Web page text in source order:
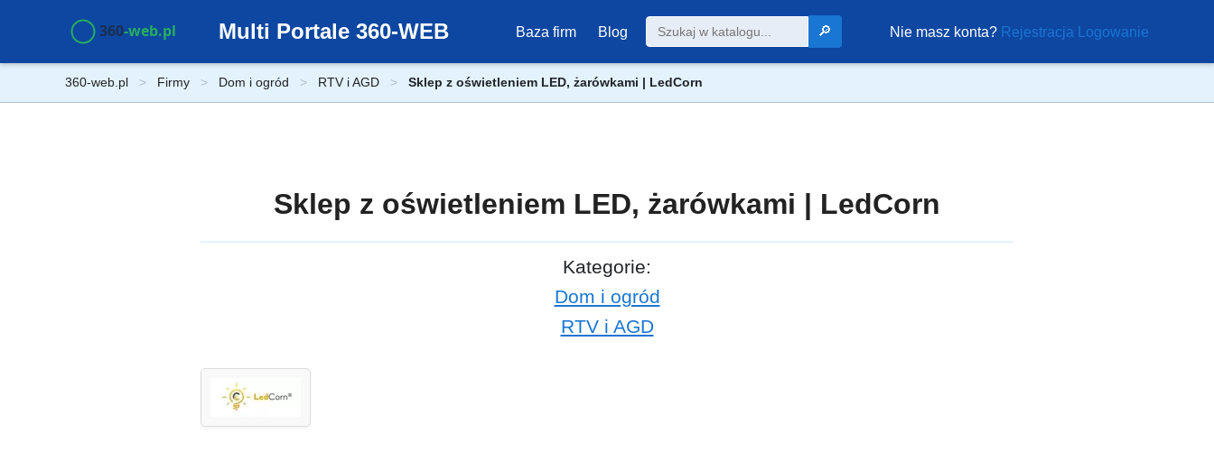
Multi Portale 360-WEB Baza firm Blog 🔎 Nie masz konta? Rejestracja Logowanie
360-web.pl Firmy Dom i ogród RTV i AGD Sklep z oświetleniem LED, żarówkami | LedCorn
Sklep z oświetleniem LED, żarówkami | LedCorn
Kategorie:
Dom i ogród
RTV i AGD